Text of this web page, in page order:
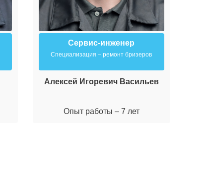
Сервис-инженер
Специализация – ремонт бризеров
Алексей Игоревич Васильев
Опыт работы – 7 лет